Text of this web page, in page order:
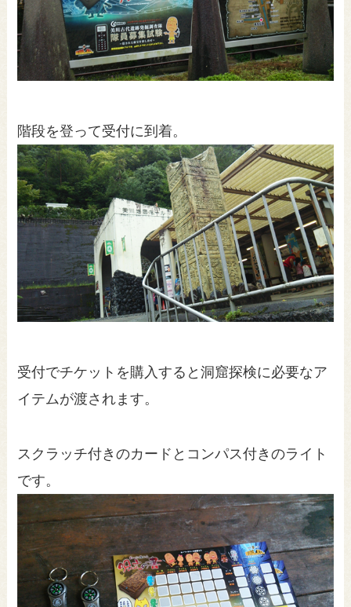
階段を登って受付に到着。
受付でチケットを購入すると洞窟探検に必要なア
イテムが渡されます。
スクラッチ付きのカードとコンパス付きのライト
です。